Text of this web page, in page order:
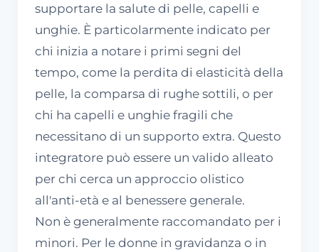
supportare la salute di pelle, capelli e
unghie. È particolarmente indicato per
chi inizia a notare i primi segni del
tempo, come la perdita di elasticità della
pelle, la comparsa di rughe sottili, o per
chi ha capelli e unghie fragili che
necessitano di un supporto extra. Questo
integratore può essere un valido alleato
per chi cerca un approccio olistico
all'anti-età e al benessere generale.
Non è generalmente raccomandato per i
minori. Per le donne in gravidanza o in